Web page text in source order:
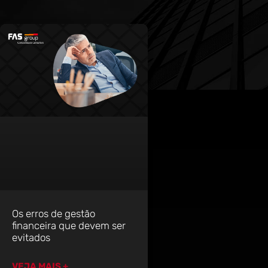
Os erros de gestão
financeira que devem ser
evitados